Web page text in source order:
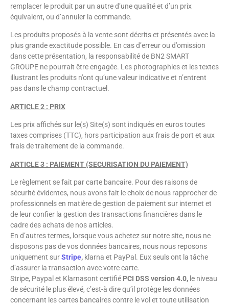
remplacer le produit par un autre d’une qualité et d’un prix
équivalent, ou d’annuler la commande.
Les produits proposés à la vente sont décrits et présentés avec la
plus grande exactitude possible. En cas d’erreur ou d’omission
dans cette présentation, la responsabilité de BN2 SMART
GROUPE ne pourrait être engagée. Les photographies et les textes
illustrant les produits n’ont qu’une valeur indicative et n’entrent
pas dans le champ contractuel.
ARTICLE 2 : PRIX
Les prix affichés sur le(s) Site(s) sont indiqués en euros toutes
taxes comprises (TTC), hors participation aux frais de port et aux
frais de traitement de la commande.
ARTICLE 3 : PAIEMENT (SECURISATION DU PAIEMENT)
Le règlement se fait par carte bancaire. Pour des raisons de
sécurité évidentes, nous avons fait le choix de nous rapprocher de
professionnels en matière de gestion de paiement sur internet et
de leur confier la gestion des transactions financières dans le
cadre des achats de nos articles.
En d’autres termes, lorsque vous achetez sur notre site, nous ne
disposons pas de vos données bancaires, nous nous reposons
uniquement surStripe, klarna et PayPal. Eux seuls ont la tâche
d’assurer la transaction avec votre carte.
Stripe, Paypal et Klarnasont certifié PCI DSS version 4.0, le niveau
de sécurité le plus élevé, c’est-à dire qu’il protège les données
concernant les cartes bancaires contre le vol et toute utilisation